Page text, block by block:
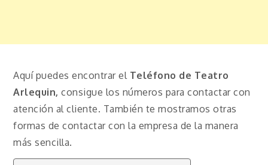
Aquí puedes encontrar el Teléfono de Teatro
Arlequin,consigue los números para contactar con
atención al cliente. También te mostramos otras
formas de contactar con la empresa de la manera
más sencilla.